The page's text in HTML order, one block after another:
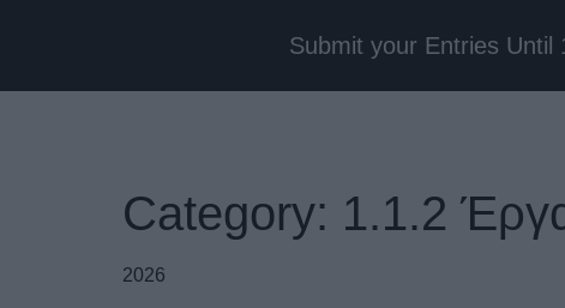
Submit your Entries Until
Category: 1.1.2
2026